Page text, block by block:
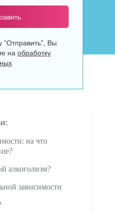
Вы
на обработку
на что
алкоголизм?
зависимости